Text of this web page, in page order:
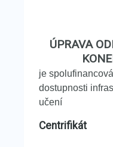
ÚPRAVA
je
dostupnosti
učení
Centrifikát